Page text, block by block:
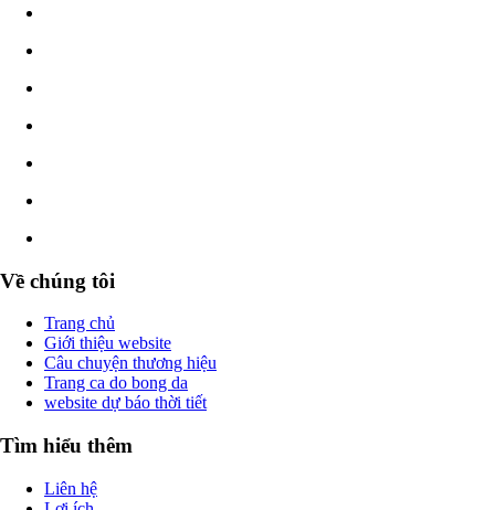
Về chúng tôi
Trang chủ
Giới thiệu website
Câu chuyện thương hiệu
Trang ca do bong da
website dự báo thời tiết
Tìm hiểu thêm
Liên hệ